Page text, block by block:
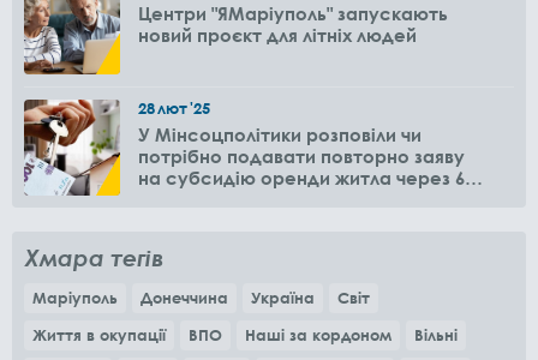
Центри "ЯМаріуполь" запускають
новий проєкт для літніх людей
28лют'25
У Мінсоцполітики розповіли чи
потрібно подавати повторно заяву
на субсидію оренди житла через 6
Хмара тегів
Маріуполь Донеччина Україна
Світ
Життя в окупації
ВПО Наші за кордоном
Вільні